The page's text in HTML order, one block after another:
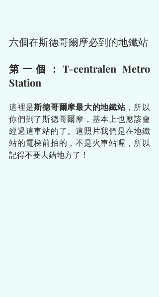
六個在斯德哥爾摩必到的地鐵站
第一個：T-centralen Metro
Station
這裡是斯德哥爾摩最大的地鐵站，所以
你們到了斯德哥爾摩，基本上也應該會
經過這車站的了。這照片我們是在地鐵
站的電梯前拍的，不是火車站喔，所以
記得不要去錯地方了！